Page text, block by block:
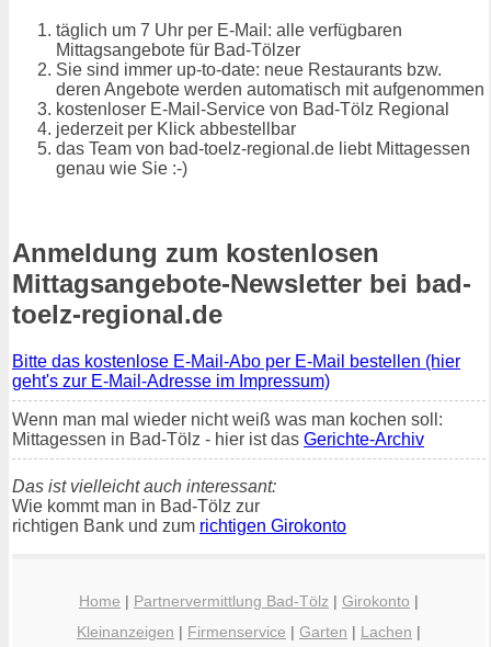
täglich um 7 Uhr per E-Mail: alle verfügbaren
Mittagsangebote für Bad-Tölzer
Sie sind immer up-to-date: neue Restaurants bzw.
deren Angebote werden automatisch mit aufgenommen
kostenloser E-Mail-Service von Bad-Tölz Regional
jederzeit per Klick abbestellbar
das Team von bad-toelz-regional.de liebt Mittagessen
genau wie Sie :-)
Anmeldung zum kostenlosen
Mittagsangebote-Newsletter bei bad-
toelz-regional.de
Bitte das kostenlose E-Mail-Abo per E-Mail bestellen (hier
geht's zur E-Mail-Adresse im Impressum)
Wenn man mal wieder nicht weiß was man kochen soll:
Mittagessen in Bad-Tölz - hier ist das Gerichte-Archiv
Das ist vielleicht auch interessant:
Wie kommt man in Bad-Tölz zur
richtigen Bank und zum richtigen Girokonto
Home | Partnervermittlung Bad-Tölz | Girokonto |
Kleinanzeigen | Firmenservice | Garten | Lachen |